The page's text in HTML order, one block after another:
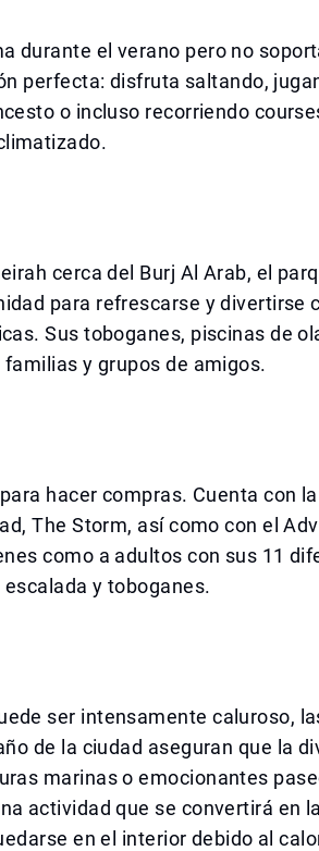
durante el verano pero no
perfecta: disfruta saltando,
o incluso recorriendo
cerca del Burj Al Arab, el
para refrescarse y divertirse
Sus toboganes, piscinas de
y grupos de amigos.
hacer compras. Cuenta con
The Storm, así como con el
como a adultos con sus 11
y toboganes.
ser intensamente caluroso,
de la ciudad aseguran que la
marinas o emocionantes
actividad que se convertirá en
en el interior debido al